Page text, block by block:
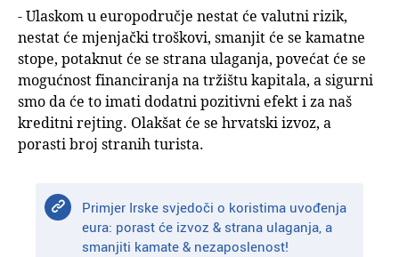
- Ulaskom u europodručje nestat će valutni rizik,
nestat će mjenjački troškovi, smanjit će se kamatne
stope, potaknut će se strana ulaganja, povećat će se
mogućnost financiranja na tržištu kapitala, a sigurni
smo da će to imati dodatni pozitivni efekt i za naš
kreditni rejting. Olakšat će se hrvatski izvoz, a
porasti broj stranih turista.
Primjer Irske svjedoči o koristima uvođenja
eura: porast će izvoz & strana ulaganja, a
smanjiti kamate & nezaposlenost!